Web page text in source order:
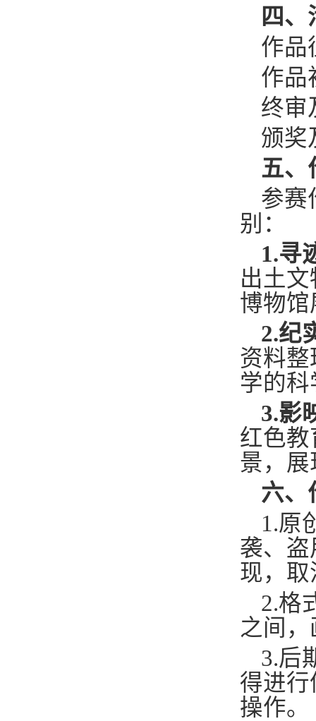
四、
作品
作品
终审
颁奖
五、
参赛
别：
1.寻
出土
博物
2.纪
资料
学的
3.影
红色
景，
六、
1.原
袭、
现，
2.格
之间
3.后
得进
操作。